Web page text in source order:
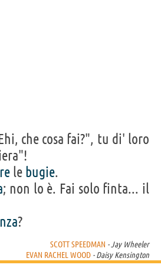
che cosa fai?", tu di' loro
le bugie.
; non lo è. Fai solo finta... il
?
SCOTT SPEEDMAN - Jay Wheeler
EVAN RACHEL WOOD - Daisy Kensington